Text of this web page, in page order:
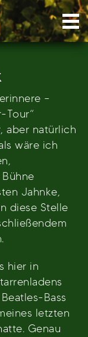
–
Tour“
aber natürlich
wäre ich
Jahnke,
diese Stelle
hier in
Bass
letzten
Genau